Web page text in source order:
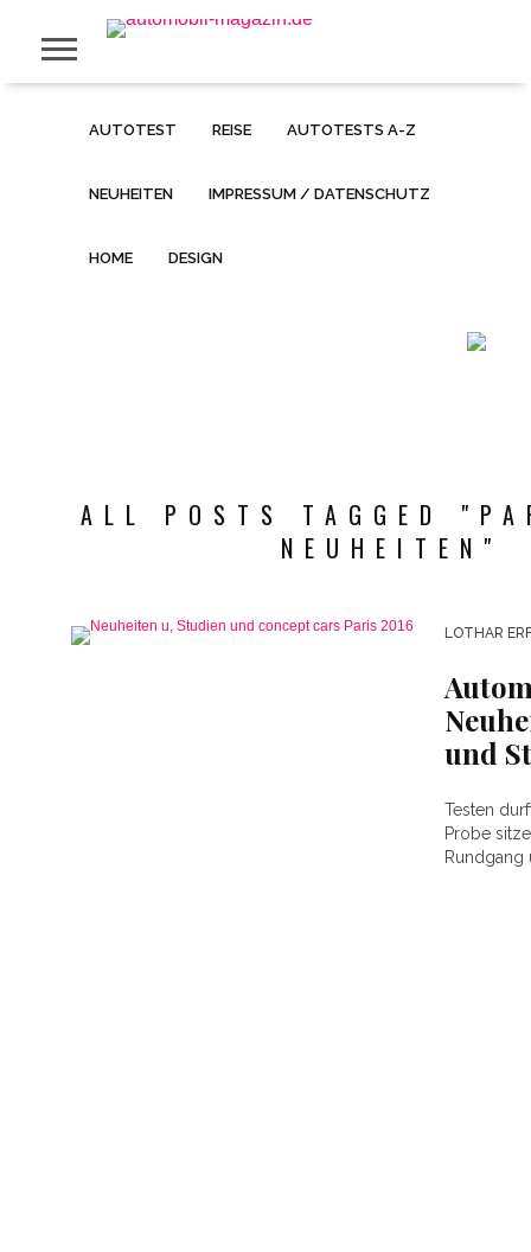
AUTOTEST REISE AUTOTESTS A-Z
NEUHEITEN IMPRESSUM / DATENSCHUTZ
HOME DESIGN
ALL POSTS TAGGED
NEUHEITEN"
LOTHAR
und
Testen
Probe
Rundgang